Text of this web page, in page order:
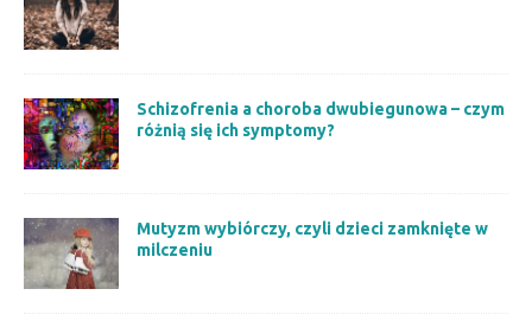
Schizofrenia a choroba dwubiegunowa – czym
różnią się ich symptomy?
Mutyzm wybiórczy, czyli dzieci zamknięte w
milczeniu